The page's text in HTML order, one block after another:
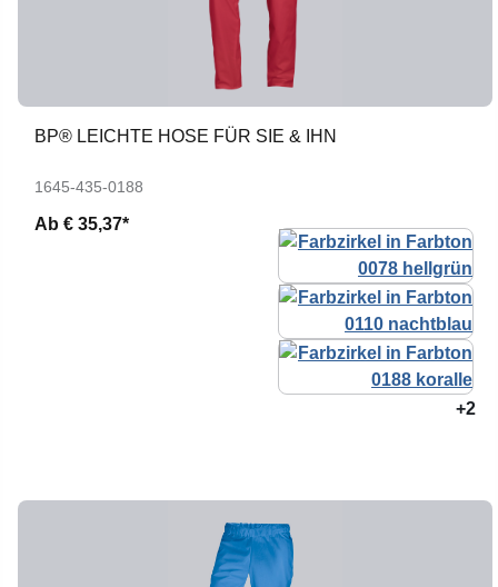
BP® LEICHTE HOSE FÜR SIE & IHN
1645-435-0188
Ab € 35,37*
+2